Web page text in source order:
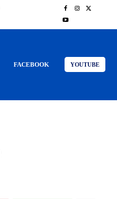
FACEBOOK YOUTUBE